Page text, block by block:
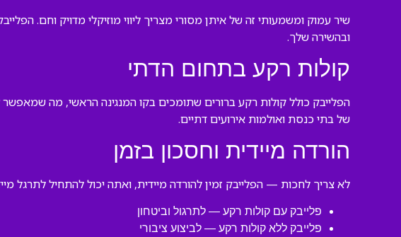
שיר עמוק ומשמעותי זה של איתן מסורי מצריך ליווי מוזיקלי מדויק וחם.
ובהשירה שלך.
קולות רקע בתחום הדתי
הפלייבק כולל קולות רקע ברורים שתומכים בקו המנגינה הראשי, מה שמאפשר
של בתי כנסת ואולמות אירועים דתיים.
הורדה מיידית וחסכון בזמן
לא צריך לחכות — הפלייבק זמין להורדה מיידית, ואתה יכול להתחיל לתרגל
פלייבק עם קולות רקע — לתרגול וביטחון
פלייבק ללא קולות רקע — לביצוע ציבורי